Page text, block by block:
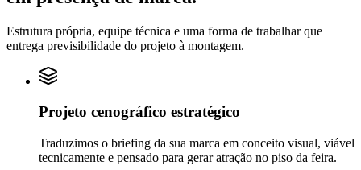
Estrutura própria, equipe técnica e uma forma de trabalhar que
entrega previsibilidade do projeto à montagem.
Projeto cenográfico estratégico
Traduzimos o briefing da sua marca em conceito visual, viável
tecnicamente e pensado para gerar atração no piso da feira.